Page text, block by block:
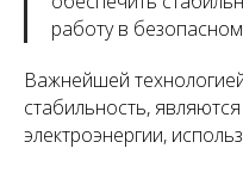
работу в
Важнейшей
стабильность,
электроэнергии,